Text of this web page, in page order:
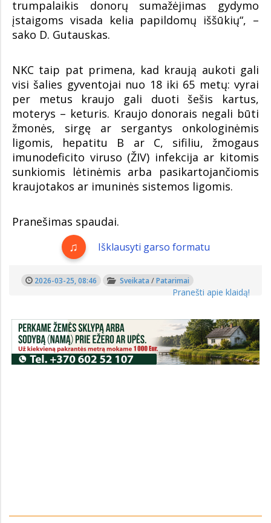
trumpalaikis donorų sumažėjimas gydymo
įstaigoms visada kelia papildomų iššūkių“, –
sako D. Gutauskas.
NKC taip pat primena, kad kraują aukoti gali
visi šalies gyventojai nuo 18 iki 65 metų: vyrai
per metus kraujo gali duoti šešis kartus,
moterys – keturis. Kraujo donorais negali būti
žmonės, sirgę ar sergantys onkologinėmis
ligomis, hepatitu B ar C, sifiliu, žmogaus
imunodeficito viruso (ŽIV) infekcija ar kitomis
sunkiomis lėtinėmis arba pasikartojančiomis
kraujotakos ar imuninės sistemos ligomis.
Pranešimas spaudai.
Išklausyti garso formatu
2026-03-25, 08:46 Sveikata /Patarimai
Pranešti apie klaidą!